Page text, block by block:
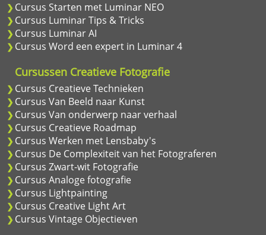
Cursus Starten met Luminar NEO
Cursus Luminar Tips & Tricks
Cursus Luminar AI
Cursus Word een expert in Luminar 4
Cursussen Creatieve Fotografie
Cursus Creatieve Technieken
Cursus Van Beeld naar Kunst
Cursus Van onderwerp naar verhaal
Cursus Creatieve Roadmap
Cursus Werken met Lensbaby's
Cursus De Complexiteit van het Fotograferen
Cursus Zwart-wit Fotografie
Cursus Analoge fotografie
Cursus Lightpainting
Cursus Creative Light Art
Cursus Vintage Objectieven